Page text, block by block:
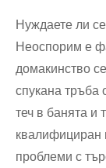
Нуждаете ли
Неоспорим е
домакинство
спукана
теч в банята и
квалифициран
проблеми с